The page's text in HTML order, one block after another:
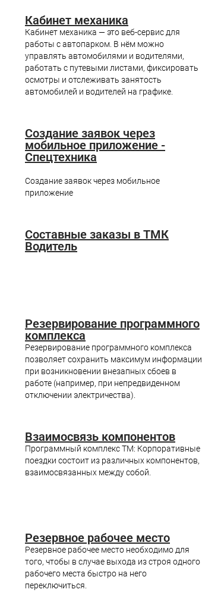
Кабинет механика
Кабинет механика — это веб-сервис для
работы с автопарком. В нём можно
управлять автомобилями и водителями,
работать с путевыми листами, фиксировать
осмотры и отслеживать занятость
автомобилей и водителей на графике.
Создание заявок через
мобильное приложение -
Спецтехника
Создание заявок через мобильное
приложение
Составные заказы в ТМК
Водитель
Резервирование программного
комплекса
Резервирование программного комплекса
позволяет сохранить максимум информации
при возникновении внезапных сбоев в
работе (например, при непредвиденном
отключении электричества).
Взаимосвязь компонентов
Программный комплекс ТМ: Корпоративные
поездки состоит из различных компонентов,
взаимосвязанных между собой.
Резервное рабочее место
Резервное рабочее место необходимо для
того, чтобы в случае выхода из строя одного
рабочего места быстро на него
переключиться.